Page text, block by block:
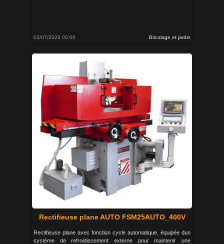
03/07/2026 00:00 Bricolage et jardin
Rectifieuse plane AUTO FSM25AUTO_400V
Rectifieuse plane avec fonction cycle automatique, équipée dun
système de refroidissement externe pour maintenir une